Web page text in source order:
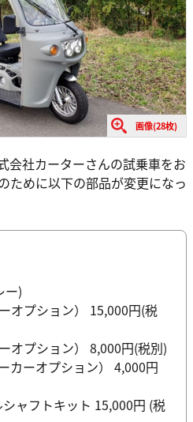
画像(28枚)
会社カーターさんの試乗車をお
ために以下の部品が変更になっ
ー)
オプション） 15,000円(税
オプション） 8,000円(税別)
カーオプション） 4,000円
シャフトキット 15,000円 (税